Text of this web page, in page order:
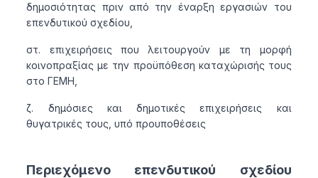
δημοσιότητας πριν από την έναρξη εργασιών του
επενδυτικού σχεδίου,
στ. επιχειρήσεις που λειτουργούν με τη μορφή
κοινοπραξίας με την προϋπόθεση καταχώρισής τους
στο ΓΕΜΗ,
ζ. δημόσιες και δημοτικές επιχειρήσεις και
θυγατρικές τους, υπό προυποθέσεις
Περιεχόμενο επενδυτικού σχεδίου